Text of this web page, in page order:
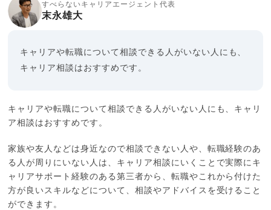
すべらないキャリアエージェント代表
末永雄大
キャリアや転職について相談できる人がいない人にも、
キャリア相談はおすすめです。
キャリアや転職について相談できる人がいない人にも、キャリ
ア相談はおすすめです。
家族や友人などは身近なので相談できない人や、転職経験のあ
る人が周りにいない人は、キャリア相談にいくことで実際にキ
ャリアサポート経験のある第三者から、転職やこれから付けた
方が良いスキルなどについて、相談やアドバイスを受けること
ができます。